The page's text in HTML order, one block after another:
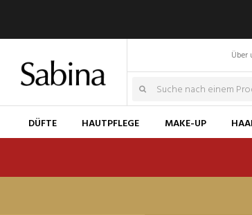
Über
DÜFTE HAUTPFLEGE MAKE-UP